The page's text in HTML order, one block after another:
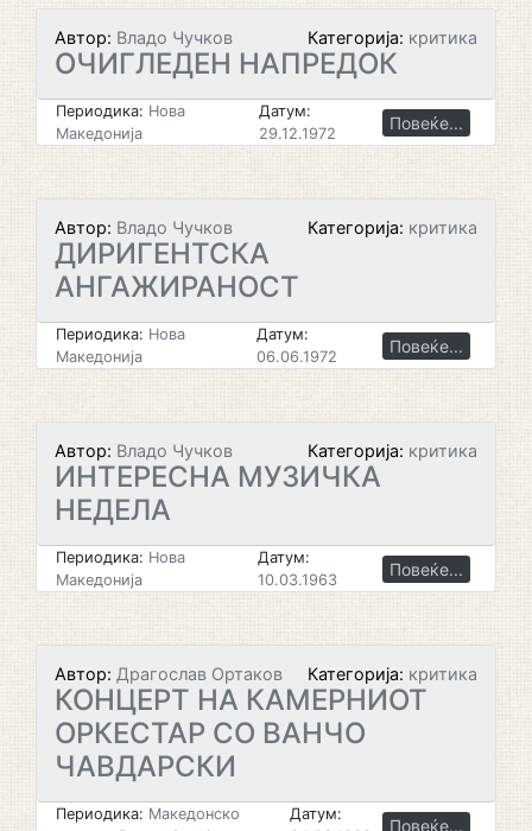
Автор: Владо Чучков Категорија: критика
ОЧИГЛЕДЕН НАПРЕДОК
Периодика: Нова
Македонија
Датум:
29.12.1972
Повеќе...
Автор: Владо Чучков Категорија: критика
ДИРИГЕНТСКА
АНГАЖИРАНОСТ
Периодика: Нова
Македонија
Датум:
06.06.1972
Повеќе...
Автор: Владо Чучков Категорија: критика
ИНТЕРЕСНА МУЗИЧКА
НЕДЕЛА
Периодика: Нова
Македонија
Датум:
10.03.1963
Повеќе...
Автор: Драгослав Ортаков Категорија: критика
КОНЦЕРТ НА КАМЕРНИОТ
ОРКЕСТАР CO ВАНЧО
ЧАВДАРСКИ
Периодика: Македонско
Датум:
Повеќе...